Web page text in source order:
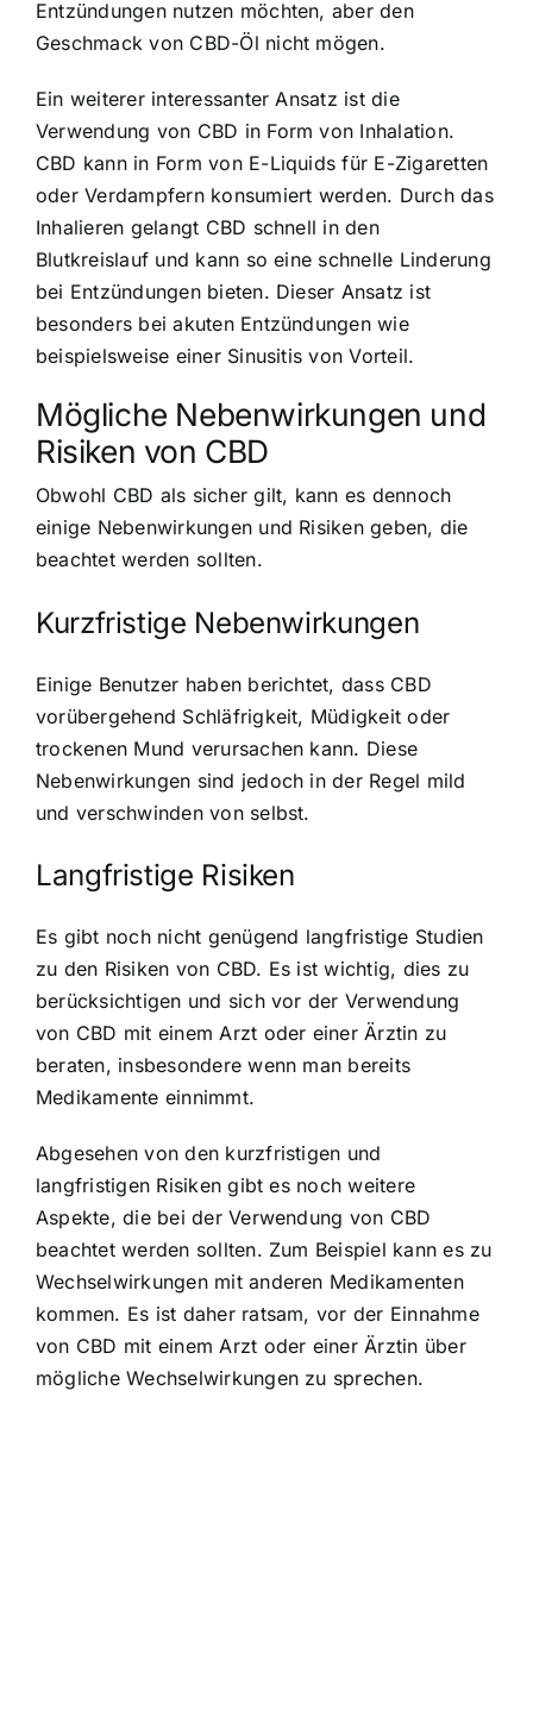
Entzündungen nutzen möchten, aber den
Geschmack von CBD-Öl nicht mögen.
Ein weiterer interessanter Ansatz ist die
Verwendung von CBD in Form von Inhalation.
CBD kann in Form von E-Liquids für E-Zigaretten
oder Verdampfern konsumiert werden. Durch das
Inhalieren gelangt CBD schnell in den
Blutkreislauf und kann so eine schnelle Linderung
bei Entzündungen bieten. Dieser Ansatz ist
besonders bei akuten Entzündungen wie
beispielsweise einer Sinusitis von Vorteil.
Mögliche Nebenwirkungen und
Risiken von CBD
Obwohl CBD als sicher gilt, kann es dennoch
einige Nebenwirkungen und Risiken geben, die
beachtet werden sollten.
Kurzfristige Nebenwirkungen
Einige Benutzer haben berichtet, dass CBD
vorübergehend Schläfrigkeit, Müdigkeit oder
trockenen Mund verursachen kann. Diese
Nebenwirkungen sind jedoch in der Regel mild
und verschwinden von selbst.
Langfristige Risiken
Es gibt noch nicht genügend langfristige Studien
zu den Risiken von CBD. Es ist wichtig, dies zu
berücksichtigen und sich vor der Verwendung
von CBD mit einem Arzt oder einer Ärztin zu
beraten, insbesondere wenn man bereits
Medikamente einnimmt.
Abgesehen von den kurzfristigen und
langfristigen Risiken gibt es noch weitere
Aspekte, die bei der Verwendung von CBD
beachtet werden sollten. Zum Beispiel kann es zu
Wechselwirkungen mit anderen Medikamenten
kommen. Es ist daher ratsam, vor der Einnahme
von CBD mit einem Arzt oder einer Ärztin über
mögliche Wechselwirkungen zu sprechen.